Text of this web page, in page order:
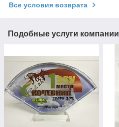
Все условия возврата
Подобные услуги компании